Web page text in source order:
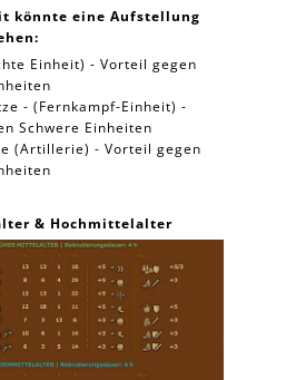
könnte eine Aufstellung
Einheit) - Vorteil gegen
- (Fernkampf-Einheit) -
Schwere Einheiten
(Artillerie) - Vorteil gegen
& Hochmittelalter